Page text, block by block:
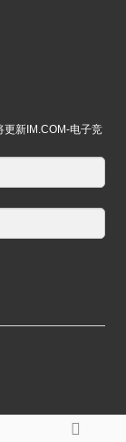
更新IM.COM-电子竞